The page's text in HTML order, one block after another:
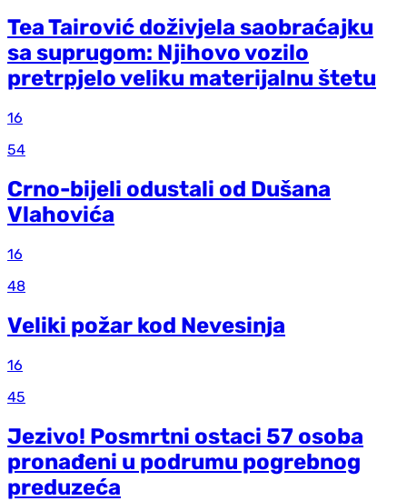
Tea Tairović doživjela saobraćajku
sa suprugom: Njihovo vozilo
pretrpjelo veliku materijalnu štetu
16
54
Crno-bijeli odustali od Dušana
Vlahovića
16
48
Veliki požar kod Nevesinja
16
45
Jezivo! Posmrtni ostaci 57 osoba
pronađeni u podrumu pogrebnog
preduzeća